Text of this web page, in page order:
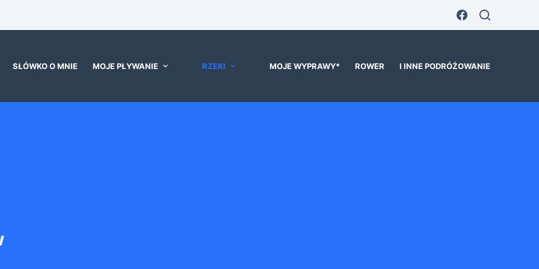
SŁÓWKO O MNIE MOJE PŁYWANIE RZEKI MOJE WYPRAWY* ROWER I INNE PODRÓŻOWANIE